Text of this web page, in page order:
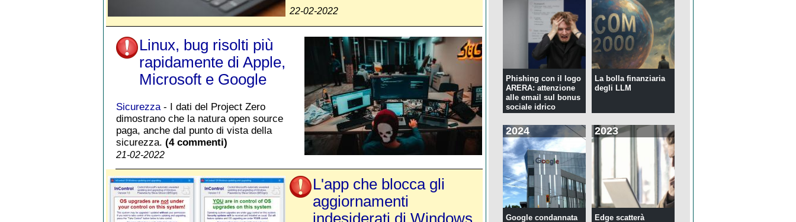
22-02-2022
Linux, bug risolti più
rapidamente di Apple,
Microsoft e Google
Sicurezza- I dati del Project Zero
dimostrano che la natura open source
paga, anche dal punto di vista della
sicurezza. (4 commenti)
21-02-2022
L'app che blocca gli
aggiornamenti
indesiderati di Windows
Phishing con il logo
ARERA: attenzione
alle email sul bonus
sociale idrico
La bolla finanziaria
degli LLM
2024
Google condannata
2023
Edge scatterà